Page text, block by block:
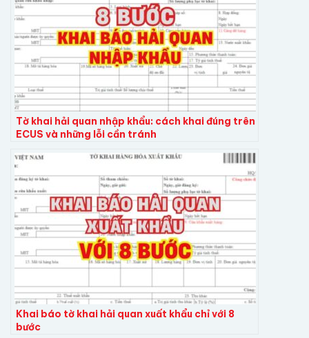
Tờ khai hải quan nhập khẩu: cách khai đúng trên
ECUS và những lỗi cần tránh
Khai báo tờ khai hải quan xuất khẩu chỉ với 8
bước